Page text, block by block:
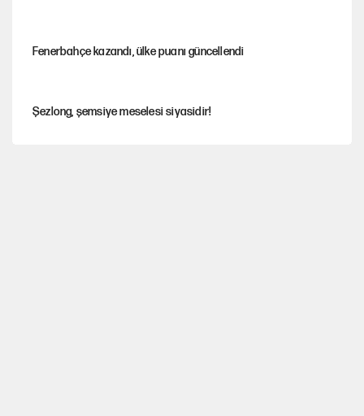
Fenerbahçe kazandı, ülke puanı güncellendi
Şezlong, şemsiye meselesi siyasidir!